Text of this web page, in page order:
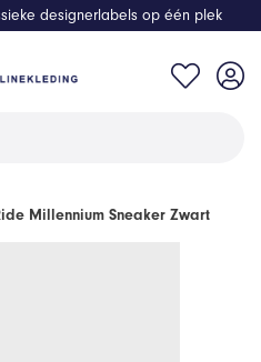
designerlabels op één plek
Millennium Sneaker Zwart